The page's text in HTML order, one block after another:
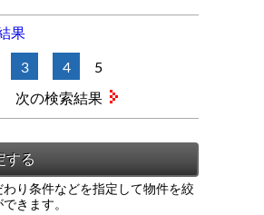
果
3 4 5
り条件などを指定して物件を絞
きます。